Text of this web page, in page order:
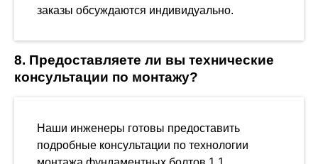
заказы обсуждаются индивидуально.
8. Предоставляете ли вы технические
консультации по монтажу?
Наши инженеры готовы предоставить
подробные консультации по технологии